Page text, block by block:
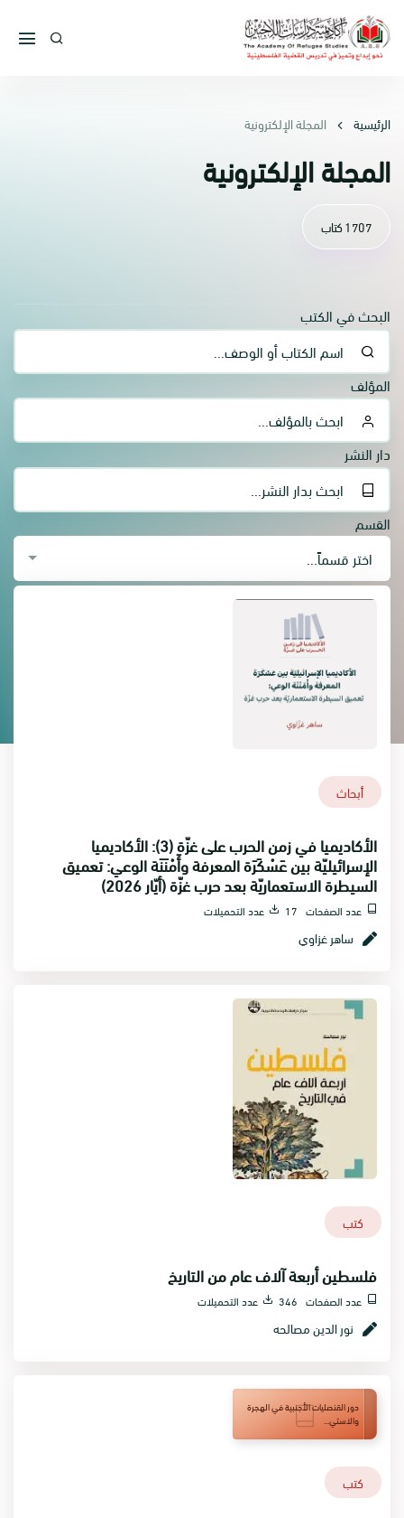
الرئيسية المجلة الإلكترونية
المجلة الإلكترونية
1707 كتاب
البحث في الكتب
المؤلف
دار النشر
القسم
اختر قسماً...
أبحاث
الأكاديميا في زمن الحرب على غزّة (3): الأكاديميا
الإسرائيليّة بين عَسْكَرَة المعرفة وأَمْنَنَة الوعي: تعميق
السيطرة الاستعماريّة بعد حرب غزّة (أيّار 2026)
عدد الصفحات 17 عدد التحميلات
ساهر غزاوي
كتب
فلسطين أربعة آلاف عام من التاريخ
عدد الصفحات 346 عدد التحميلات
نور الدين مصالحه
دور القنصليات الأجنبية في الهجرة
والاستي...
كتب